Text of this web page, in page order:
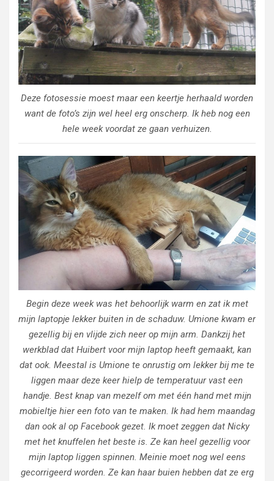
Deze fotosessie moest maar een keertje herhaald worden
want de foto’s zijn wel heel erg onscherp. Ik heb nog een
hele week voordat ze gaan verhuizen.
Begin deze week was het behoorlijk warm en zat ik met
mijn laptopje lekker buiten in de schaduw. Umione kwam er
gezellig bij en vlijde zich neer op mijn arm. Dankzij het
werkblad dat Huibert voor mijn laptop heeft gemaakt, kan
dat ook. Meestal is Umione te onrustig om lekker bij me te
liggen maar deze keer hielp de temperatuur vast een
handje. Best knap van mezelf om met één hand met mijn
mobieltje hier een foto van te maken. Ik had hem maandag
dan ook al op Facebook gezet. Ik moet zeggen dat Nicky
met het knuffelen het beste is. Ze kan heel gezellig voor
mijn laptop liggen spinnen. Meinie moet nog wel eens
gecorrigeerd worden. Ze kan haar buien hebben dat ze erg